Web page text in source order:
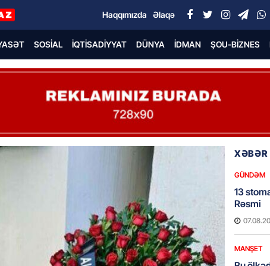
Haqqımızda Əlaqə
SOSIAL İQTISADIYYAT DÜNYA İDMAN ŞOU-BIZNES
XƏBƏR
GÜNDƏM
13
Rəsmi
MANŞET